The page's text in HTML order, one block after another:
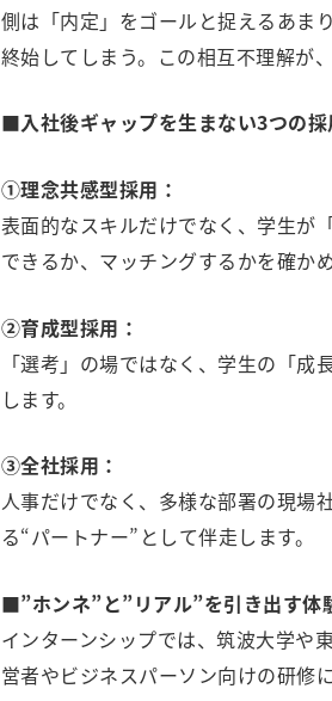
側は「内定」をゴールと捉えるあま
終始してしまう。この相互不理解が
■入社後ギャップを生まない3つの採
①理念共感型採用：
表面的なスキルだけでなく、学生が
できるか、マッチングするかを確か
②育成型採用：
「選考」の場ではなく、学生の「
します。
③全社採用：
人事だけでなく、多様な部署の現場
る“パートナー”として伴走します。
■”ホンネ”と”リアル”を引き出す体
インターンシップでは、筑波大学や
営者やビジネスパーソン向けの研修